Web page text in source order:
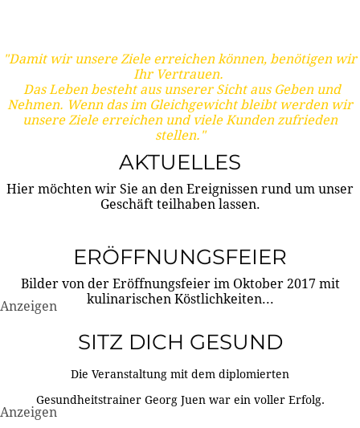
"Damit wir unsere Ziele erreichen können, benötigen wir
Ihr Vertrauen.
Das Leben besteht aus unserer Sicht aus Geben und
Nehmen. Wenn das im Gleichgewicht bleibt werden wir
unsere Ziele erreichen und viele Kunden zufrieden
stellen."
AKTUELLES
Hier möchten wir Sie an den Ereignissen rund um unser
Geschäft teilhaben lassen.
ERÖFFNUNGSFEIER
Bilder von der Eröffnungsfeier im Oktober 2017 mit
kulinarischen Köstlichkeiten...
Anzeigen
SITZ DICH GESUND
Die Veranstaltung mit dem diplomierten
Gesundheitstrainer Georg Juen war ein voller Erfolg.
Anzeigen